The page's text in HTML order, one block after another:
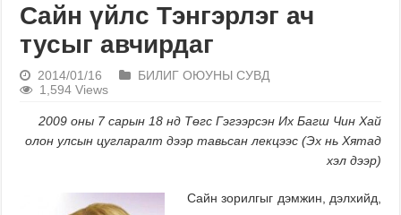
Сайн үйлс Тэнгэрлэг ач
тусыг авчирдаг
2014/01/16
БИЛИГ ОЮУНЫ СУВД
1,594 Views
2009 оны 7 сарын 18 нд Төгс Гэгээрсэн Их Багш Чин Хай
олон улсын цугларалт дээр тавьсан лекцээс (Эх нь Хятад
хэл дээр)
Сайн зорилгыг дэмжин, дэлхийд,